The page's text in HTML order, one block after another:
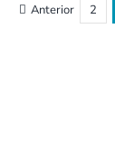
Anterior 2